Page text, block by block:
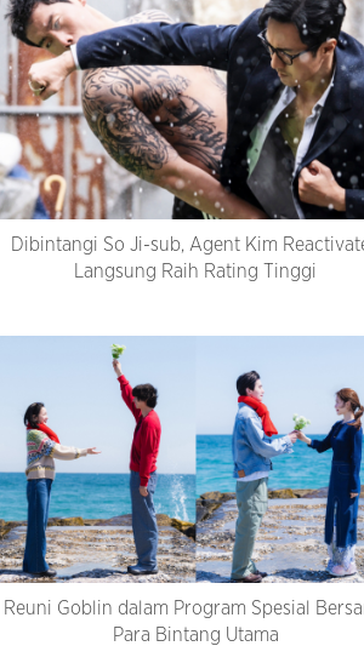
Dibintangi So Ji-sub, Agent Kim
Langsung Raih Rating Tinggi
Reuni Goblin dalam Program Spesial
Para Bintang Utama